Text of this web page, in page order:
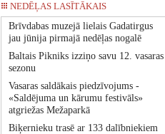
NEDĒĻAS LASĪTĀKAIS
Brīvdabas muzejā lielais Gadatirgus
jau jūnija pirmajā nedēļas nogalē
Baltais Pikniks izziņo savu 12. vasaras
sezonu
Vasaras saldākais piedzīvojums -
«Saldējuma un kārumu festivāls»
atgriežas Mežaparkā
Biķernieku trasē ar 133 dalībniekiem